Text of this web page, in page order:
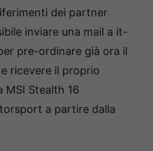
dei partner
inviare una mail a it-
pre-ordinare già ora il
ricevere il proprio
MSI Stealth 16
a partire dalla